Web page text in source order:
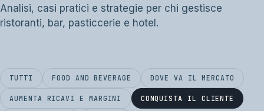
Analisi, casi pratici e strategie per chi gestisce
ristoranti, bar, pasticcerie e hotel.
TUTTI FOOD AND BEVERAGE DOVE VA IL MERCATO
AUMENTA RICAVI E MARGINI CONQUISTA IL CLIENTE